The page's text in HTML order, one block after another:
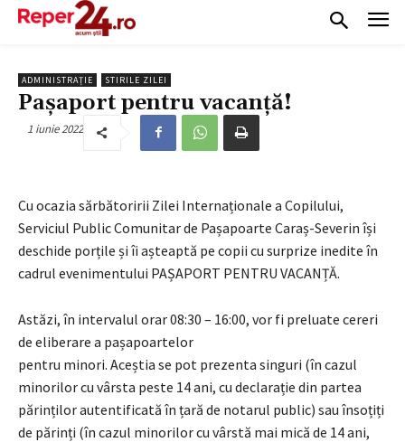
ADMINISTRAȚIE STIRILE ZILEI
Pașaport pentru vacanță!
1 iunie 2022
Cu ocazia sărbătoririi Zilei Internaționale a Copilului,
Serviciul Public Comunitar de Pașapoarte Caraș-Severin își
deschide porțile și îi așteaptă pe copii cu surprize inedite în
cadrul evenimentului PAȘAPORT PENTRU VACANȚĂ.
Astăzi, în intervalul orar 08:30 – 16:00, vor fi preluate cereri
de eliberare a pașapoartelor
pentru minori. Aceștia se pot prezenta singuri (în cazul
minorilor cu vârsta peste 14 ani, cu declarație din partea
părinților autentificată în țară de notarul public) sau însoțiți
de părinți (în cazul minorilor cu vârstă mai mică de 14 ani,